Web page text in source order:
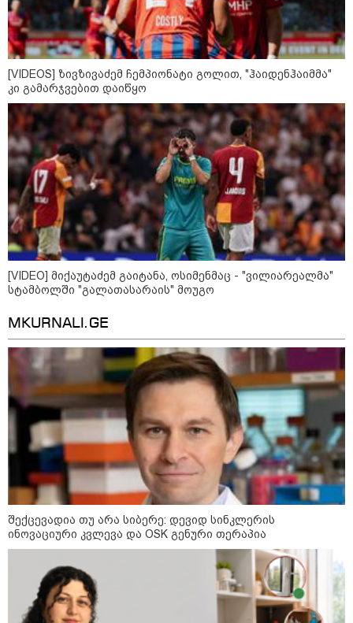
კატეგორიები
8
აგვისტო
დღის ზოგადი
პროგნოზი
აგვისტო აგარაკზე: ეს 5 საქმე
უნდა მოასწროთ შემოდგომის
დადგომამდე
ფული ამ ზოდიაქოს ნიშნების
ხელში აღმოჩნდება: ვინ
გამდიდრდება?
[VIDEOS] ზივზივაძემ ჩემპიონატი გოლით, "ჰაიდენჰაიმმა"
კი გამარჯვებით დაიწყო
[VIDEO] მიქაუტაძემ გაიტანა, ოსიმენმაც - "ვილიარეალმა"
სტამბოლში "გალათასარაის" მოუგო
MKURNALI.GE
შექცევადია თუ არა სიბერე: დევიდ სინკლერის
ინოვაციური კვლევა და OSK გენური თერაპია